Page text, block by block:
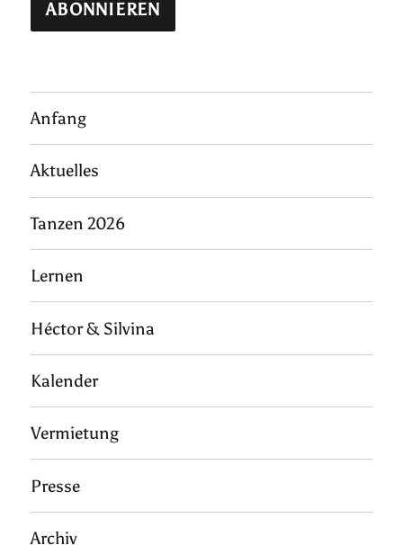
Anfang
Aktuelles
Tanzen 2026
Lernen
Héctor & Silvina
Kalender
Vermietung
Presse
Archiv